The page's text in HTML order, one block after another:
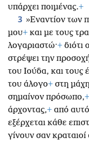
υπάρχει ποιμένας.+
3 »Εναντίον των
μου+ και με τους
λογαριαστώ·+ διότι
στρέψει την
του Ιούδα, και τους
του άλογο+ στη
σημαίνον πρόσωπο,+
άρχοντας,+ από
εξέρχεται κάθε
γίνουν σαν κραταιοί